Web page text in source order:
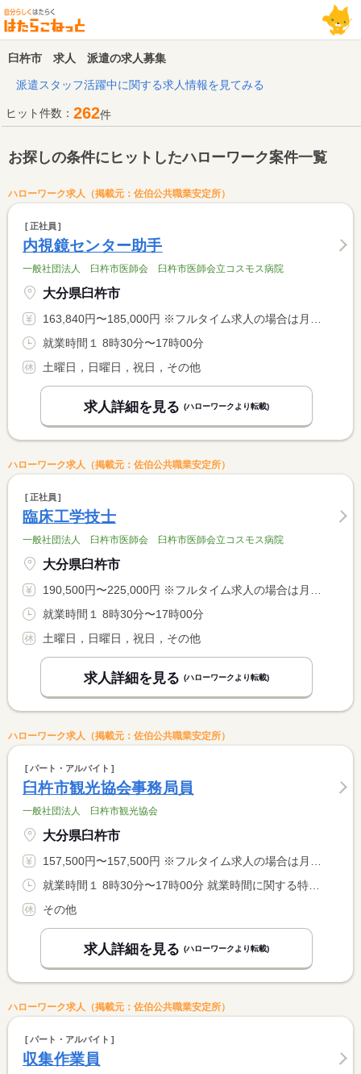
臼杵市 求人 派遣の求人募集
派遣スタッフ活躍中に関する求人情報を見てみる
ヒット件数： 262件
お探しの条件にヒットしたハローワーク案件一覧
ハローワーク求人（掲載元：佐伯公共職業安定所）
正社員
内視鏡センター助手
一般社団法人 臼杵市医師会 臼杵市医師会立コスモス病院
大分県臼杵市
163,840円〜185,000円 ※フルタイム求人の場合は月額（換算額）、パート求人の場合は時間額を表示しています。
就業時間１ 8時30分〜17時00分
土曜日，日曜日，祝日，その他
求人詳細を見る (ハローワークより転載)
ハローワーク求人（掲載元：佐伯公共職業安定所）
正社員
臨床工学技士
一般社団法人 臼杵市医師会 臼杵市医師会立コスモス病院
大分県臼杵市
190,500円〜225,000円 ※フルタイム求人の場合は月額（換算額）、パート求人の場合は時間額を表示しています。
就業時間１ 8時30分〜17時00分
土曜日，日曜日，祝日，その他
求人詳細を見る (ハローワークより転載)
ハローワーク求人（掲載元：佐伯公共職業安定所）
パート・アルバイト
臼杵市観光協会事務局員
一般社団法人 臼杵市観光協会
大分県臼杵市
157,500円〜157,500円 ※フルタイム求人の場合は月額（換算額）、パート求人の場合は時間額を表示しています。
その他
求人詳細を見る (ハローワークより転載)
ハローワーク求人（掲載元：佐伯公共職業安定所）
パート・アルバイト
収集作業員